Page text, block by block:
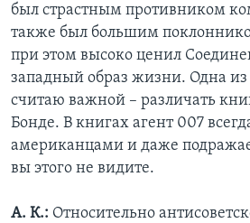
был страстным противником
также был большим
при этом высоко ценил
западный образ жизни. Одна из
считаю важной – различать
Бонде. В книгах агент 007
американцами и даже
вы этого не видите.
А. К.: Относительно